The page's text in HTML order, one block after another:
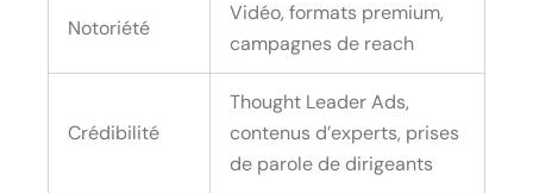
Notoriété
Vidéo, formats premium,
campagnes de reach
Crédibilité
Thought Leader Ads,
contenus d’experts, prises
de parole de dirigeants